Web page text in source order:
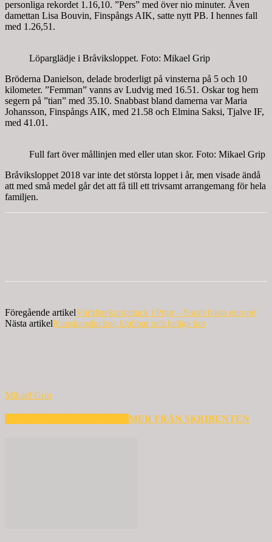
personliga rekordet 1.16,10. ”Pers” med över nio minuter. Även
damettan Lisa Bouvin, Finspångs AIK, satte nytt PB. I hennes fall
med 1.26,51.
Löparglädje i Bråviksloppet. Foto: Mikael Grip
Bröderna Danielson, delade broderligt på vinsterna på 5 och 10
kilometer. ”Femman” vanns av Ludvig med 16.51. Oskar tog hem
segern på ”tian” med 35.10. Snabbast bland damerna var Maria
Johansson, Finspångs AIK, med 21.58 och Elmina Saksi, Tjalve IF,
med 41.01.
Full fart över mållinjen med eller utan skor. Foto: Mikael Grip
Bråviksloppet 2018 var inte det största loppet i år, men visade ändå
att med små medel går det att få till ett trivsamt arrangemang för hela
familjen.
Föregående artikelVärldsrekordattack i Prag – Sarah bästa europé
Nästa artikelKunskapsluckor, klubbar och heliga kor
Mikael Grip
MER FRÅN SKRIBENTEN